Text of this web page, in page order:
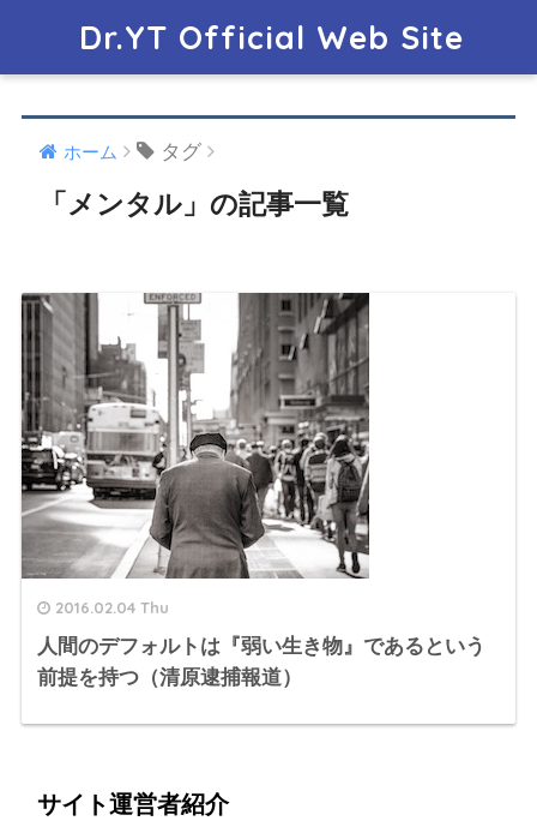
Dr.YT Official Web Site
ホーム タグ
「メンタル」の記事一覧
2016.02.04 Thu
人間のデフォルトは『弱い生き物』であるという
前提を持つ（清原逮捕報道）
サイト運営者紹介